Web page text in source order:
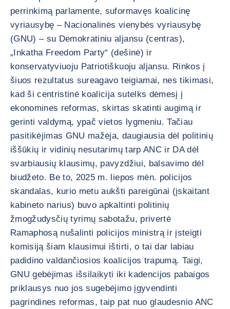
perrinkimą parlamente, suformavęs koalicinę
vyriausybę – Nacionalinės vienybės vyriausybę
(GNU) – su Demokratiniu aljansu (centras),
„Inkatha Freedom Party“ (dešinė) ir
konservatyviuoju Patriotiškuoju aljansu. Rinkos į
šiuos rezultatus sureagavo teigiamai, nes tikimasi,
kad ši centristinė koalicija sutelks dėmesį į
ekonomines reformas, skirtas skatinti augimą ir
gerinti valdymą, ypač vietos lygmeniu. Tačiau
pasitikėjimas GNU mažėja, daugiausia dėl politinių
iššūkių ir vidinių nesutarimų tarp ANC ir DA dėl
svarbiausių klausimų, pavyzdžiui, balsavimo dėl
biudžeto. Be to, 2025 m. liepos mėn. policijos
skandalas, kurio metu aukšti pareigūnai (įskaitant
kabineto narius) buvo apkaltinti politinių
žmogžudysčių tyrimų sabotažu, privertė
Ramaphosą nušalinti policijos ministrą ir įsteigti
komisiją šiam klausimui ištirti, o tai dar labiau
padidino valdančiosios koalicijos trapumą. Taigi,
GNU gebėjimas išsilaikyti iki kadencijos pabaigos
priklausys nuo jos sugebėjimo įgyvendinti
pagrindines reformas, taip pat nuo glaudesnio ANC